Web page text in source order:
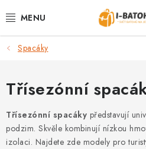
na
VÝPRODEJ %
BATOHY
TAŠKY, KABELKY
CESTOVNÍ ZAVAZADLA
Spacáky
Třísezónní
Třísezónní spacáky představují
podzim. Skvěle kombinují nízkou
izolaci. Najdete zde modely pro